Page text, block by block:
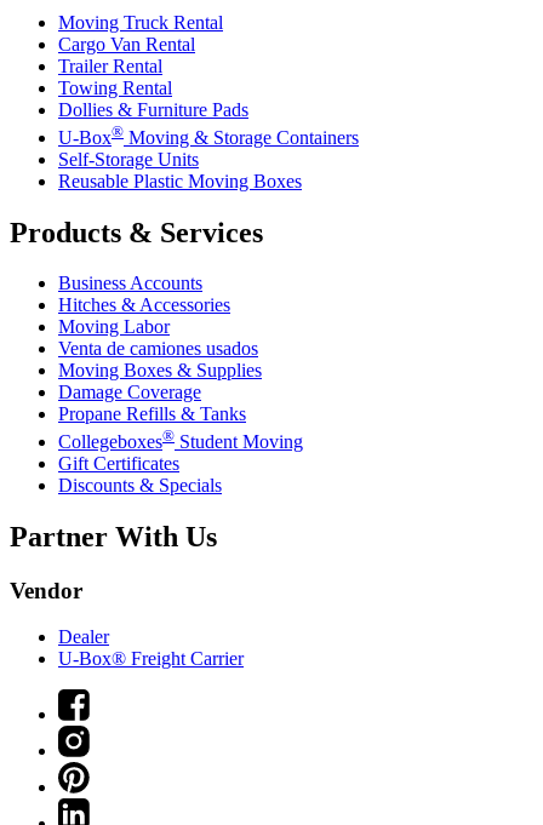
Moving Truck Rental
Cargo Van Rental
Trailer Rental
Towing Rental
Dollies & Furniture Pads
U-Box® Moving & Storage Containers
Self-Storage Units
Reusable Plastic Moving Boxes
Products & Services
Business Accounts
Hitches & Accessories
Moving Labor
Venta de camiones usados
Moving Boxes & Supplies
Damage Coverage
Propane Refills & Tanks
Collegeboxes® Student Moving
Gift Certificates
Discounts & Specials
Partner With Us
Vendor
Dealer
U-Box® Freight Carrier